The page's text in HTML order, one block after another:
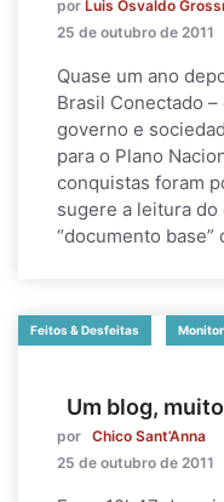
por Luis Osvaldo
25 de outubro de 2011
Quase um ano
Brasil Conectado
governo e
para o Plano
conquistas foram
sugere a leitura do
“documento
Feitos & Desfeitas
Um blog,
por Chico Sant’Anna
25 de outubro de 2011